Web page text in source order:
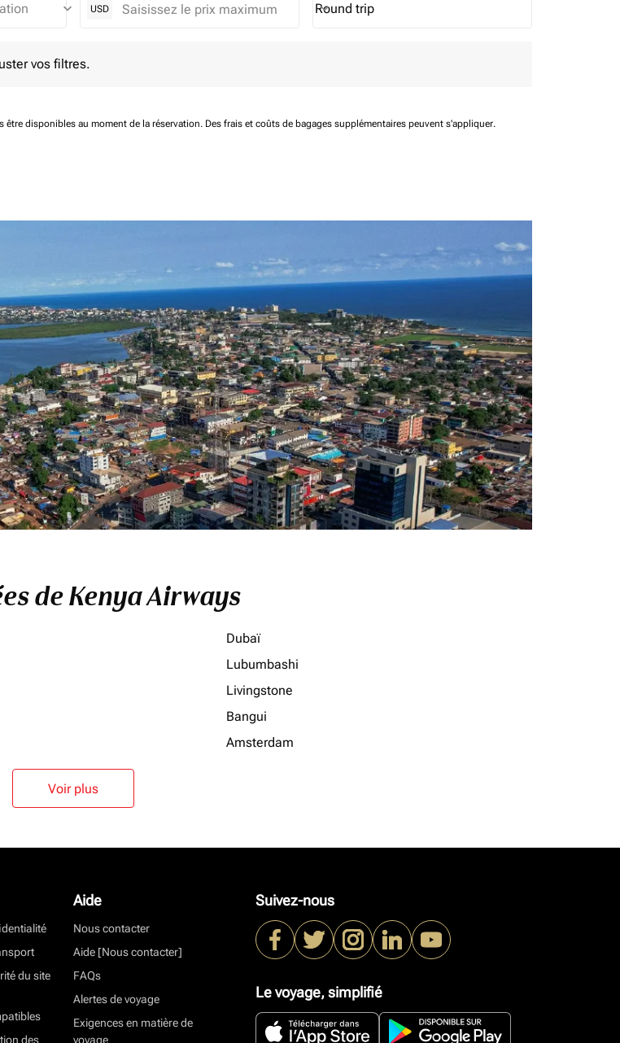
keyboard_arrow_down USD
Journey Types option Round trip Selected
Round trip
keyboard_arrow_down
vos filtres.
être disponibles au moment de la réservation. Des frais et coûts de bagages supplémentaires peuvent s'appliquer.
de Kenya Airways
Dubaï
Lubumbashi
Livingstone
Bangui
Amsterdam
Voir plus
du site
des
Aide
Nous contacter
Aide [Nous contacter]
FAQs
Alertes de voyage
Exigences en matière de
voyage
Suivez-nous
Le voyage, simplifié